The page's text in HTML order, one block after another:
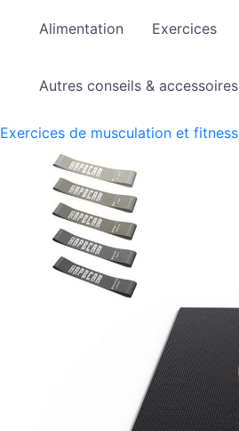
Alimentation Exercices
Autres conseils & accessoires
Exercices de musculation et fitness